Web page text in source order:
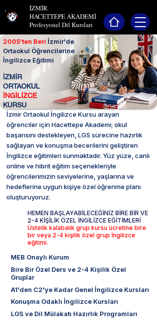
İZMİR
HACETTEPE AKADEMİ
Profesyonel Dil Kursları
2005'ten Beri İzmir'de
Ortaokul Öğrencilerine
İngilizce Eğitimi
İZMİR
ORTAOKUL
İNGİLİZCE
KURSU
İzmir Ortaokul İngilizce Kursu arayan
öğrenciler için Hacettepe Akademi; okul
başarısını destekleyen, LGS sürecine hazırlık
sağlayan ve konuşma becerilerini geliştiren
İngilizce eğitimleri sunmaktadır. Yüz yüze, canlı
online ve hibrit eğitim seçenekleriyle
öğrencilerimizin seviyelerine, yaşlarına ve
hedeflerine uygun kişiye özel öğrenme planı
oluşturuyoruz.
HEMEN BAŞLAYABİLECEĞİNİZ BİRE BİR VE
2-4 KİŞİLİK ÖZEL İNGİLİZCE EĞİTİMLERİ
Üstelik kalabalık grup kursu ücretine bire
bir veya 2-4 kişilik özel grup İngilizce
eğitimi.
MEB Onaylı Kurum
Bire Bir Özel Ders ve 2-4 Kişilik Özel
Gruplar
A1'den C2'ye Kadar Genel İngilizce Kursları
Konuşma Odaklı İngilizce Kursları
LGS ve Dil Mülakatı Hazırlık Programları